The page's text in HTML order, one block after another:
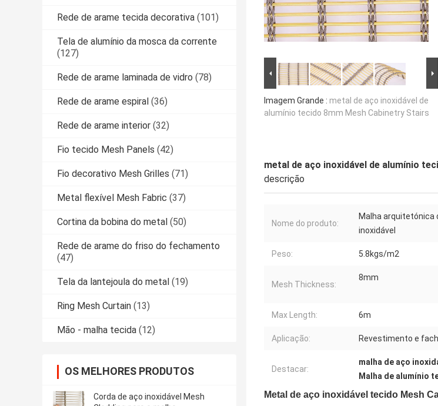
Rede de arame tecida decorativa (101)
Tela de alumínio da mosca da corrente
(127)
Rede de arame laminada de vidro (78)
Rede de arame espiral (36)
Rede de arame interior (32)
Fio tecido Mesh Panels (42)
Fio decorativo Mesh Grilles (71)
Metal flexível Mesh Fabric (37)
Cortina da bobina do metal (50)
Rede de arame do friso do fechamento
(47)
Tela da lantejoula do metal (19)
Ring Mesh Curtain (13)
Mão - malha tecida (12)
OS MELHORES PRODUTOS
Corda de aço inoxidável Mesh
Imagem Grande : metal de aço inoxidável de
alumínio tecido 8mm Mesh Cabinetry Stairs
metal de aço inoxidável de alumínio
descrição
Nome do produto:
Malha arquitetónica
inoxidável
Peso: 5.8kgs/m2
Mesh Thickness:
8mm
Max Length: 6m
Aplicação: Revestimento e
Destacar:
malha de aço
Malha de alumínio
Metal de aço inoxidável tecido Mesh